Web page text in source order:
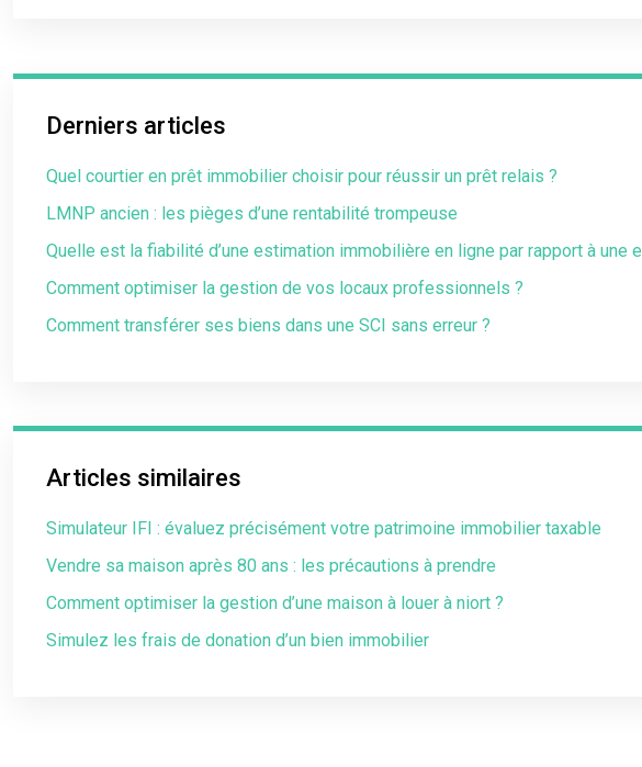
Derniers articles
Quel courtier en prêt immobilier choisir pour réussir un prêt relais ?
LMNP ancien : les pièges d’une rentabilité trompeuse
Quelle est la fiabilité d’une estimation immobilière en ligne par rapport à une
Comment optimiser la gestion de vos locaux professionnels ?
Comment transférer ses biens dans une SCI sans erreur ?
Articles similaires
Simulateur IFI : évaluez précisément votre patrimoine immobilier taxable
Vendre sa maison après 80 ans : les précautions à prendre
Comment optimiser la gestion d’une maison à louer à niort ?
Simulez les frais de donation d’un bien immobilier